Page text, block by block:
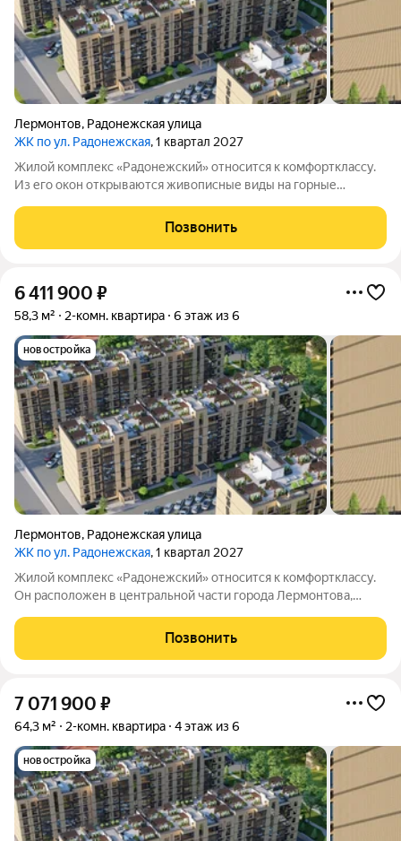
Лермонтов, Радонежская улица
ЖК по ул. Радонежская, 1 квартал 2027
Жилой комплекс «Радонежский» относится к комфортклассу.
Из его окон открываются живописные виды на горные
хребет. Комплекс состоит из четырёх шестиэтажных домов.
Здания возведены из
Позвонить
6 411 900 ₽
58,3 м² 2-комн. квартира 6 этаж из 6
новостройка
Лермонтов, Радонежская улица
ЖК по ул. Радонежская, 1 квартал 2027
Жилой комплекс «Радонежский» относится к комфортклассу.
Он расположен в центральной части города Лермонтова,
Эльбрус, Бештау, Шелудивую, а также на Кавказский хребет.
Лермонтов находится в сердце
Позвонить
7 071 900 ₽
64,3 м² 2-комн. квартира 4 этаж из 6
новостройка